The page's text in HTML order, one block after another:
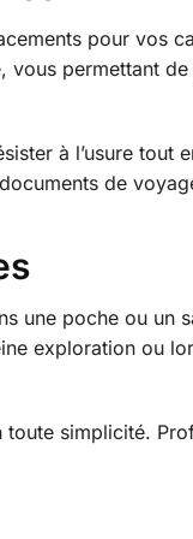
pour vos
vous permettant
à l’usure tout
de
une poche ou un
exploration ou
simplicité.